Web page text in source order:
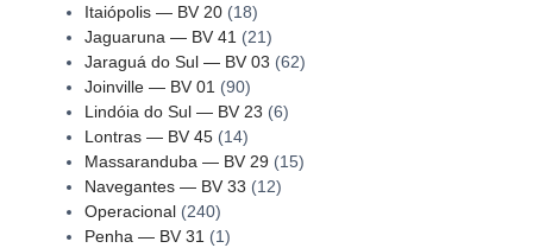
Itaiópolis — BV 20(18)
Jaguaruna — BV 41 (21)
Jaraguá do Sul — BV 03 (62)
Joinville — BV 01 (90)
Lindóia do Sul — BV 23 (6)
Lontras — BV 45(14)
Massaranduba — BV 29 (15)
Navegantes — BV 33 (12)
Operacional(240)
Penha — BV 31 (1)